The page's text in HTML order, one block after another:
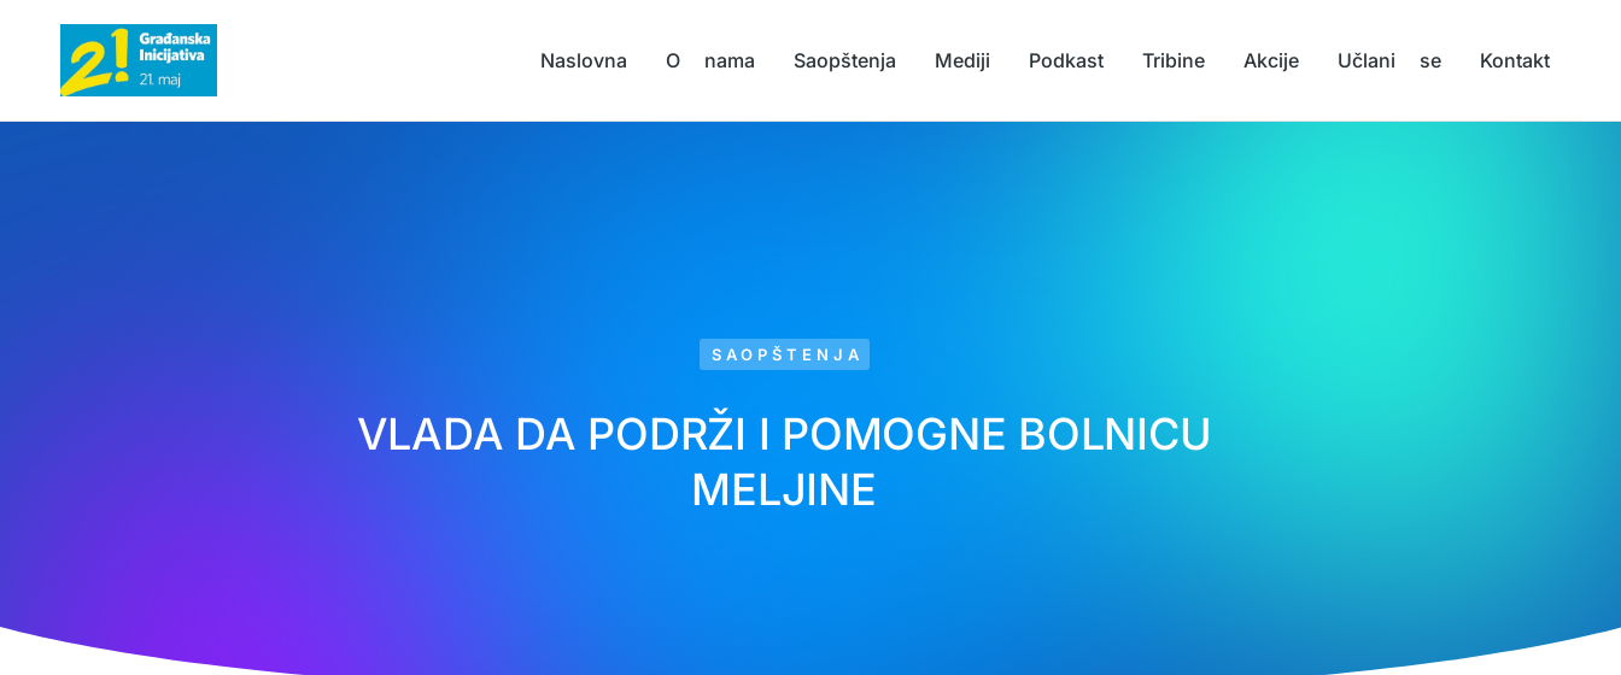
Naslovna O nama Saopštenja Mediji Podkast Tribine Akcije Učlani se Kontakt
SAOPŠTENJA
VLADA DA PODRŽI I POMOGNE BOLNICU
MELJINE